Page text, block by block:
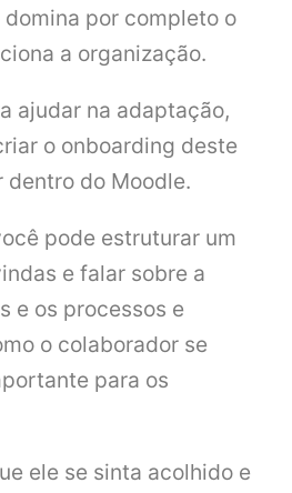
por completo o
a organização.
ajudar na adaptação,
o onboarding deste
dentro do Moodle.
pode estruturar um
e falar sobre a
e os processos e
o colaborador se
para os
ele se sinta acolhido e